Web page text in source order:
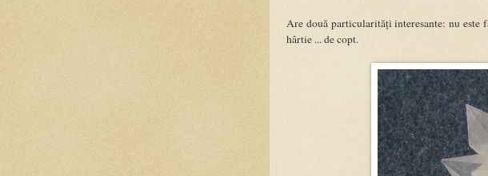
Are două particularități interesante: nu este
hârtie ... de copt.